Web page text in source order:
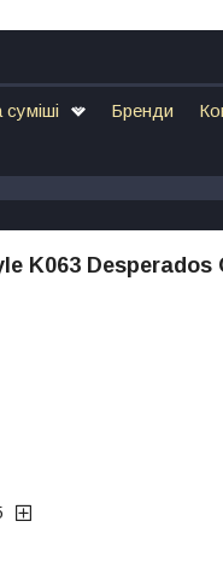
Бренди
K063 Desperados